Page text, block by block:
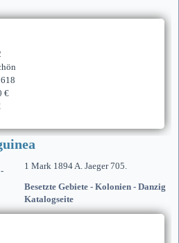
€
1 Mark 1894 A. Jaeger 705.
Besetzte Gebiete - Kolonien - Danzig
Katalogseite